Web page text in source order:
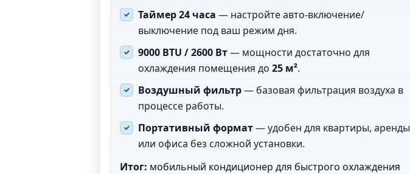
Таймер 24 часа — настройте авто-включение/
выключение под ваш режим дня.
9000 BTU / 2600 Вт— мощности достаточно для
охлаждения помещения до 25 м².
Воздушный фильтр— базовая фильтрация воздуха в
процессе работы.
Портативный формат— удобен для квартиры, аренды
или офиса без сложной установки.
Итог: мобильный кондиционер для быстрого охлаждения